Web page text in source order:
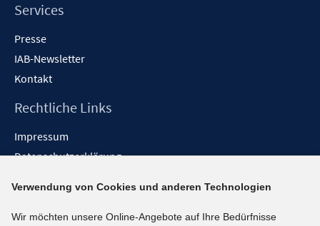
Services
Presse
IAB-Newsletter
Kontakt
Rechtliche Links
Impressum
Datenschutzerklärung
Barrieren melden
Verwendung von Cookies und anderen Technologien
Wir möchten unsere Online-Angebote auf Ihre Bedürfnisse